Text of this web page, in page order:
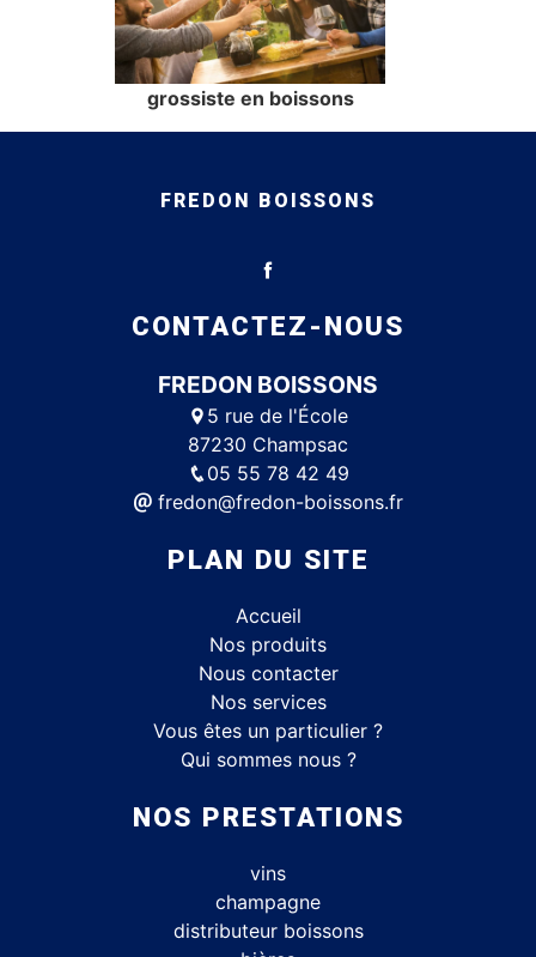
grossiste en boissons
FREDON BOISSONS
CONTACTEZ-NOUS
FREDON BOISSONS
5 rue de l'École
87230 Champsac
05 55 78 42 49
fredon@fredon-boissons.fr
PLAN DU SITE
Accueil
Nos produits
Nous contacter
Nos services
Vous êtes un particulier ?
Qui sommes nous ?
NOS PRESTATIONS
vins
champagne
distributeur boissons